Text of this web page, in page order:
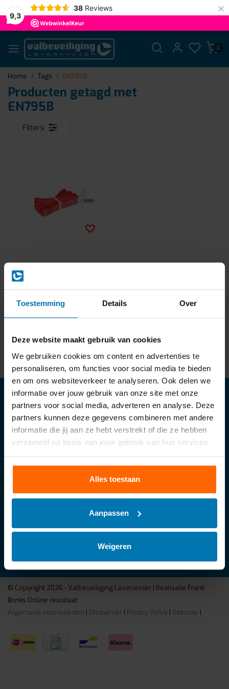
Toestemming Details Over
Deze website maakt gebruik van cookies
We gebruiken cookies om content en advertenties te
personaliseren, om functies voor social media te bieden
en om ons websiteverkeer te analyseren. Ook delen we
informatie over jouw gebruik van onze site met onze
partners voor social media, adverteren en analyse. Deze
partners kunnen deze gegevens combineren met andere
informatie die jij aan ze hebt verstrekt of die ze hebben
verzameld op basis van jouw gebruik van hun services.
Alles toestaan
Aanpassen
Weigeren
9,3
38 Reviews ×
0
Home Tags EN795B
Producten getagd met
EN795B
Filters
Eindlozelus 60cm
€7,00
Excl. btw
Abonneer je op onze nieuwsbrief
Abonneer
* We delen je gegevens met niemand.
Mijn account
Regel alles in je account. Volg je bestelling, betaal
Onze klantenservice helpt je graag
Mijn account
Contactgegevens
© Copyright 2026 - Valbeveiliging Leverancier | Realisatie Frank
Brinks Online resultaat
Algemene voorwaarden | Disclaimer | Privacy Policy | Sitemap |